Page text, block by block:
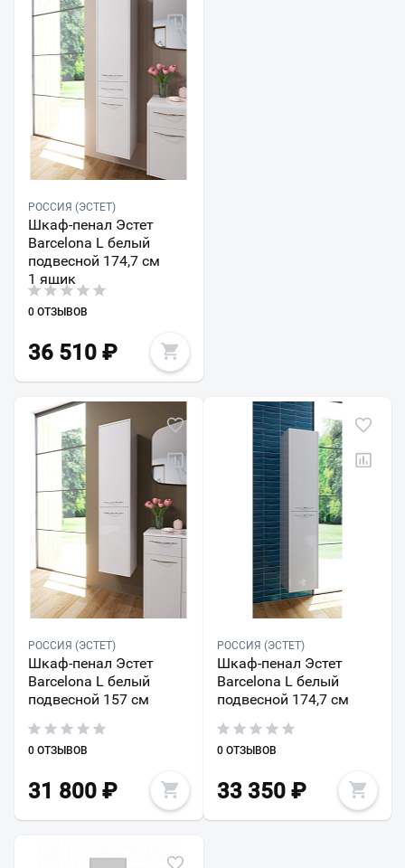
РОССИЯ (ЭСТЕТ)
Шкаф-пенал Эстет
Barcelona L белый
подвесной 174,7 см
1 ящик
0 ОТЗЫВОВ
36 510 ₽
РОССИЯ (ЭСТЕТ)
Шкаф-пенал Эстет
Barcelona L белый
подвесной 157 см
0 ОТЗЫВОВ
31 800 ₽
РОССИЯ (ЭСТЕТ)
Шкаф-пенал Эстет
Barcelona L белый
подвесной 174,7 см
0 ОТЗЫВОВ
33 350₽